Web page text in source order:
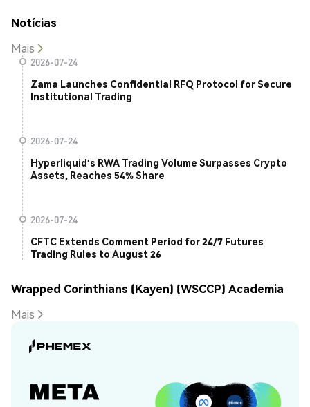
Notícias
Mais
2026-07-24
Zama Launches Confidential RFQ Protocol for Secure
Institutional Trading
2026-07-24
Hyperliquid's RWA Trading Volume Surpasses Crypto
Assets, Reaches 54% Share
2026-07-24
CFTC Extends Comment Period for 24/7 Futures
Trading Rules to August 26
Wrapped Corinthians (Kayen) (WSCCP) Academia
Mais